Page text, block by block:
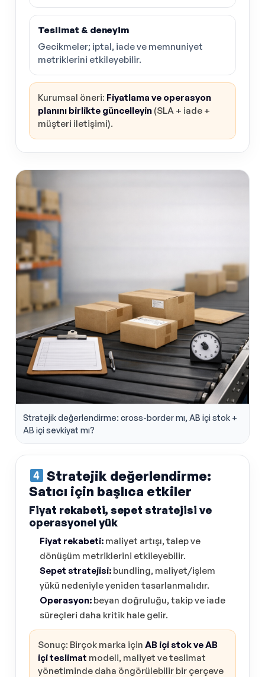
Teslimat & deneyim
Gecikmeler; iptal, iade ve memnuniyet
metriklerini etkileyebilir.
Kurumsal öneri: Fiyatlama ve operasyon
planını birlikte güncelleyin (SLA + iade +
müşteri iletişimi).
Stratejik değerlendirme: cross-border mı, AB içi stok +
AB içi sevkiyat mı?
Stratejik değerlendirme:
Satıcı için başlıca etkiler
Fiyat rekabeti, sepet stratejisi ve
operasyonel yük
Fiyat rekabeti: maliyet artışı, talep ve
dönüşüm metriklerini etkileyebilir.
Sepet stratejisi: bundling, maliyet/işlem
yükü nedeniyle yeniden tasarlanmalıdır.
Operasyon: beyan doğruluğu, takip ve iade
süreçleri daha kritik hale gelir.
Sonuç: Birçok marka için AB içi stok ve AB
içi teslimat modeli, maliyet ve teslimat
yönetiminde daha öngörülebilir bir çerçeve